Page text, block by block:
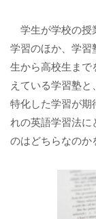
学生が学校の授
学習のほか、学習
生から高校生まで
えている学習塾
特化した学習が
れの英語学習法
のはどちらなのか